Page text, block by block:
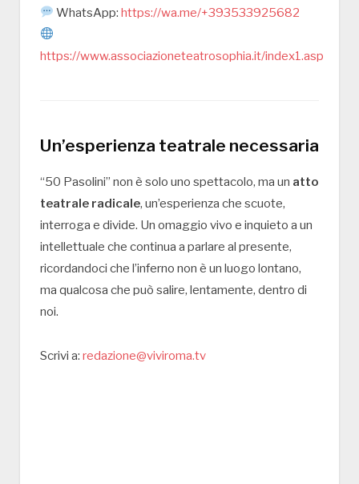
WhatsApp:https://wa.me/+393533925682
https://www.associazioneteatrosophia.it/index1.asp
Un’esperienza teatrale necessaria
“50 Pasolini” non è solo uno spettacolo, ma un atto
teatrale radicale, un’esperienza che scuote,
interroga e divide. Un omaggio vivo e inquieto a un
intellettuale che continua a parlare al presente,
ricordandoci che l’inferno non è un luogo lontano,
ma qualcosa che può salire, lentamente, dentro di
noi.
Scrivi a: redazione@viviroma.tv